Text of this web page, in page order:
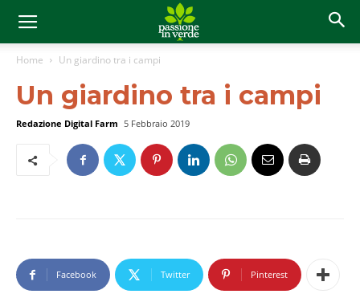
Home Un giardino tra i campi
Un giardino tra i campi
Redazione Digital Farm 5 Febbraio 2019
Facebook Twitter Pinterest